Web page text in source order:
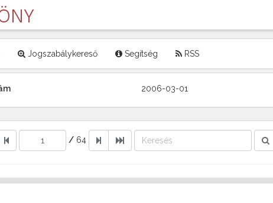
Jogszabálykereső Segítség RSS
2006-03-01
/ 64